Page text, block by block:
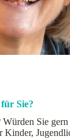
Sie?
Sie